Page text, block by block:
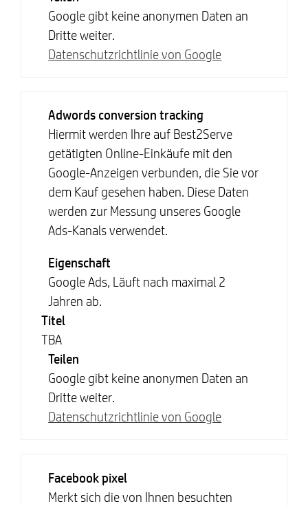
Google gibt keine anonymen Daten an
Dritte weiter.
Datenschutzrichtlinie von Google
Adwords conversion tracking
Hiermit werden Ihre auf Best2Serve
getätigten Online-Einkäufe mit den
Google-Anzeigen verbunden, die Sie vor
dem Kauf gesehen haben. Diese Daten
werden zur Messung unseres Google
Ads-Kanals verwendet.
Eigenschaft
Google Ads, Läuft nach maximal 2
Jahren ab.
Titel
TBA
Teilen
Google gibt keine anonymen Daten an
Dritte weiter.
Datenschutzrichtlinie von Google
Facebook pixel
Merkt sich die von Ihnen besuchten